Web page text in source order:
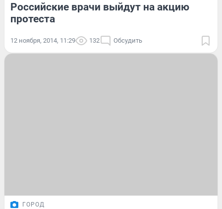
Российские врачи выйдут на акцию
протеста
12 ноября, 2014, 11:29 132 Обсудить
ГОРОД